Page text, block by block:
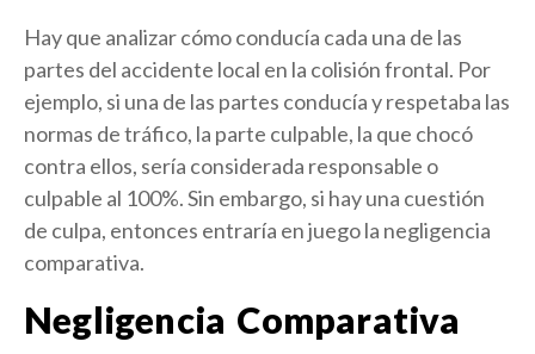
Hay que analizar cómo conducía cada una de las
partes del accidente local en la colisión frontal. Por
ejemplo, si una de las partes conducía y respetaba las
normas de tráfico, la parte culpable, la que chocó
contra ellos, sería considerada responsable o
culpable al 100%. Sin embargo, si hay una cuestión
de culpa, entonces entraría en juego la negligencia
comparativa.
Negligencia Comparativa